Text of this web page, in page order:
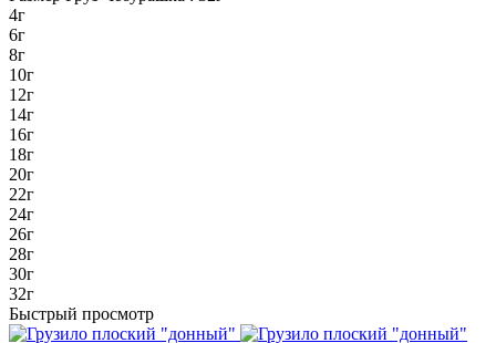
4г
6г
8г
10г
12г
14г
16г
18г
20г
22г
24г
26г
28г
30г
32г
Быстрый просмотр